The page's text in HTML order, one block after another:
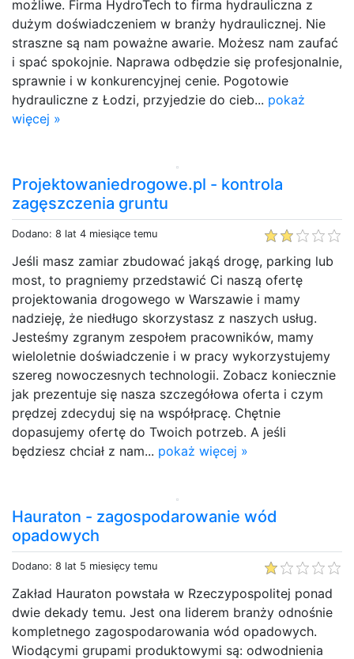
możliwe. Firma HydroTech to firma hydrauliczna z
dużym doświadczeniem w branży hydraulicznej. Nie
straszne są nam poważne awarie. Możesz nam zaufać
i spać spokojnie. Naprawa odbędzie się profesjonalnie,
sprawnie i w konkurencyjnej cenie. Pogotowie
hydrauliczne z Łodzi, przyjedzie do cieb... pokaż
więcej »
Projektowaniedrogowe.pl - kontrola
zagęszczenia gruntu
Dodano: 8 lat 4 miesiące temu
Jeśli masz zamiar zbudować jakąś drogę, parking lub
most, to pragniemy przedstawić Ci naszą ofertę
projektowania drogowego w Warszawie i mamy
nadzieję, że niedługo skorzystasz z naszych usług.
Jesteśmy zgranym zespołem pracowników, mamy
wieloletnie doświadczenie i w pracy wykorzystujemy
szereg nowoczesnych technologii. Zobacz koniecznie
jak prezentuje się nasza szczegółowa oferta i czym
prędzej zdecyduj się na współpracę. Chętnie
dopasujemy ofertę do Twoich potrzeb. A jeśli
będziesz chciał z nam... pokaż więcej »
Hauraton - zagospodarowanie wód
opadowych
Dodano: 8 lat 5 miesięcy temu
Zakład Hauraton powstała w Rzeczypospolitej ponad
dwie dekady temu. Jest ona liderem branży odnośnie
kompletnego zagospodarowania wód opadowych.
Wiodącymi grupami produktowymi są: odwodnienia